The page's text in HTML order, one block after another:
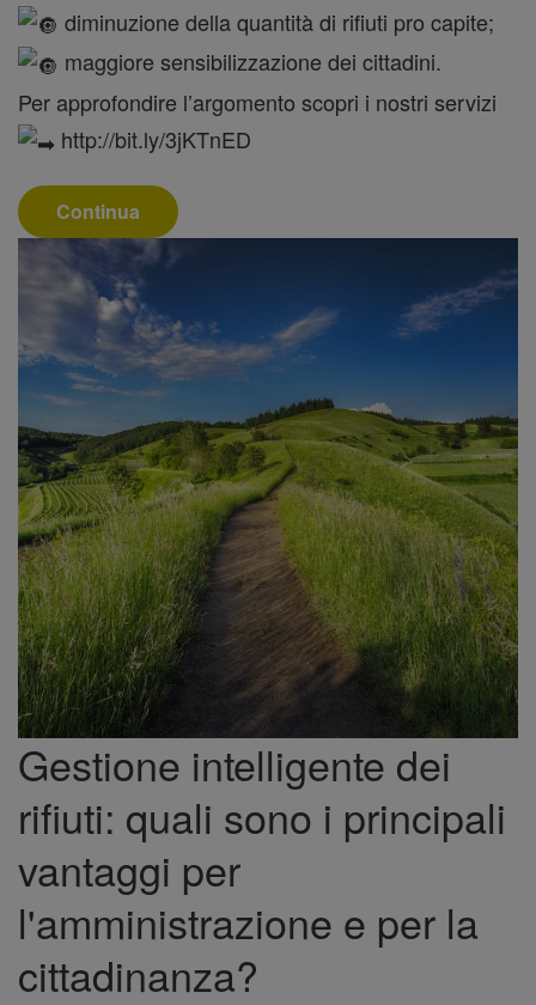
diminuzione della quantità di rifiuti pro capite;
maggiore sensibilizzazione dei cittadini.
Per approfondire l’argomento scopri i nostri servizi
http://bit.ly/3jKTnED
Continua
Gestione intelligente dei
rifiuti: quali sono i principali
vantaggi per
l'amministrazione e per la
cittadinanza?